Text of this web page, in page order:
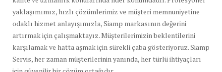
yaklaşımımız, hızlı çözümlerimiz ve müşteri memnuniyetine
odaklı hizmet anlayışımızla, Siamp markasının değerini
artırmak için çalışmaktayız. Müşterilerimizin beklentilerini
karşılamak ve hatta aşmak için sürekli çaba gösteriyoruz. Siamp
Servis, her zaman müşterilerinin yanında, her türlü ihtiyaçları